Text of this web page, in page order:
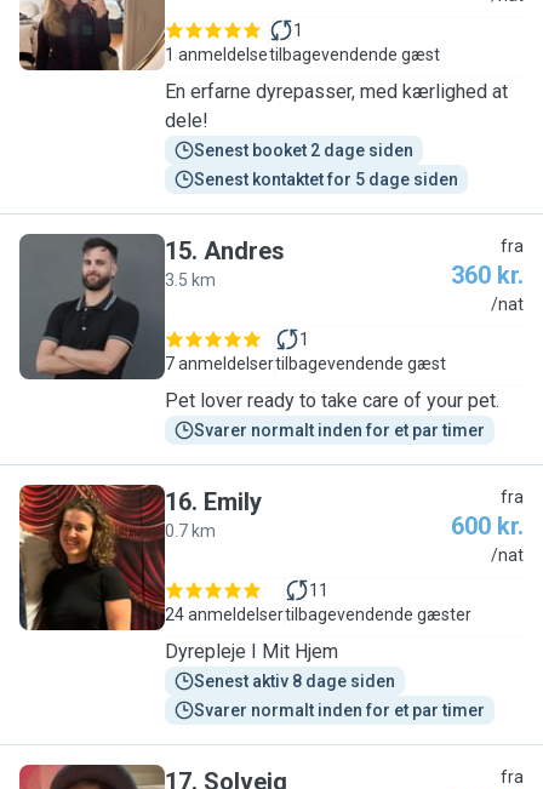
1 anmeldelse
1
tilbagevendende gæst
En erfarne dyrepasser, med kærlighed at
dele!
Senest booket 2 dage siden
Senest kontaktet for 5 dage siden
A
15. Andres
3.5 km
fra
360 kr.
/nat
7 anmeldelser
1
tilbagevendende gæst
Pet lover ready to take care of your pet.
Svarer normalt inden for et par timer
E
16. Emily
0.7 km
fra
600 kr.
/nat
24 anmeldelser
11
tilbagevendende gæster
Dyrepleje I Mit Hjem
Senest aktiv 8 dage siden
Svarer normalt inden for et par timer
17. Solveig fra